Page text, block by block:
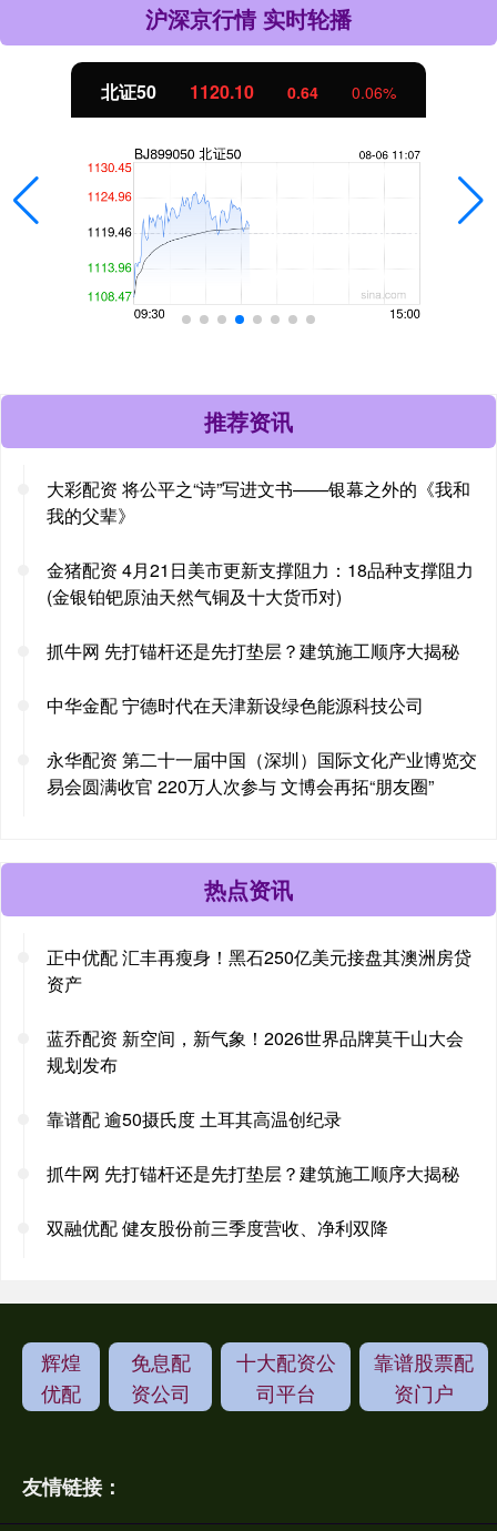
沪深京行情 实时轮播
北证50 1120.10 0.64 0.06%
推荐资讯
大彩配资 将公平之“诗”写进文书——银幕之外的《我和
我的父辈》
金猪配资 4月21日美市更新支撑阻力：18品种支撑阻力
(金银铂钯原油天然气铜及十大货币对)
抓牛网 先打锚杆还是先打垫层？建筑施工顺序大揭秘
中华金配 宁德时代在天津新设绿色能源科技公司
永华配资 第二十一届中国（深圳）国际文化产业博览交
易会圆满收官 220万人次参与 文博会再拓“朋友圈”
热点资讯
正中优配 汇丰再瘦身！黑石250亿美元接盘其澳洲房贷
资产
蓝乔配资 新空间，新气象！2026世界品牌莫干山大会
规划发布
靠谱配 逾50摄氏度 土耳其高温创纪录
抓牛网 先打锚杆还是先打垫层？建筑施工顺序大揭秘
双融优配 健友股份前三季度营收、净利双降
辉煌
优配
免息配
资公司
十大配资公
司平台
靠谱股票配
资门户
友情链接：